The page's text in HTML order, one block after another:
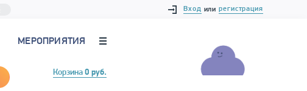
Вход или регистрация
МЕРОПРИЯТИЯ
Корзина 0 руб.